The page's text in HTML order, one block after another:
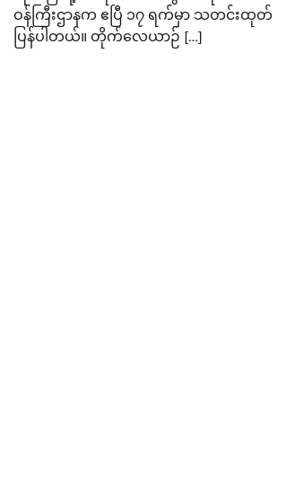
ဝန်ကြီးဌာနက ဧပြီ ၁၇ ရက်မှာ သတင်းထုတ်
ပြန်ပါတယ်။ တိုက်လေယာဉ် […]